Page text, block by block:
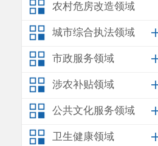
农村危房改造领域
城市综合执法领域
市政服务领域
涉农补贴领域
公共文化服务领域
卫生健康领域